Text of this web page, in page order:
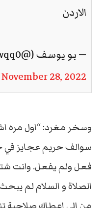
الاردن
— بو يوسف (@5axaDANXIG0wqq0)
November 28, 2022
وسخر مغرد: “اول مره
سوالف حريم عجايز في
فعل ولم يفعل. وانت
الصلاة و السلام لم